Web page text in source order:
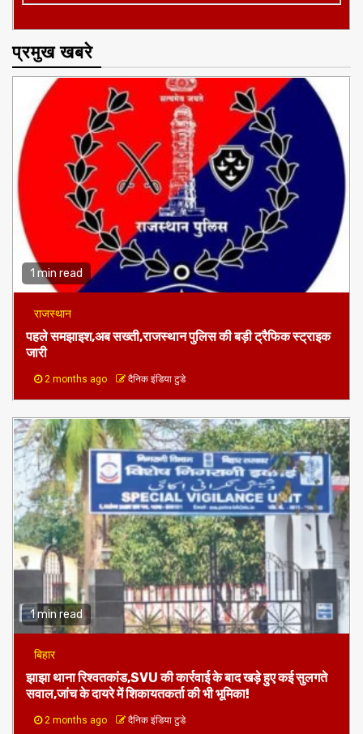
प्रमुख खबरे
1 min read
राजस्थान
पहले समझाइश,अब सख्ती,राजस्थान पुलिस की बड़ी ट्रैफिक स्ट्राइक
जारी
2 months ago दैनिक इंडिया टुडे
1 min read
बिहार
झाझा थाना रिश्वतकांड,SVU की कार्रवाई के बाद खड़े हुए कई सुलगते
सवाल,जांच के दायरे में शिकायतकर्ता की भी भूमिका!
2 months ago दैनिक इंडिया टुडे